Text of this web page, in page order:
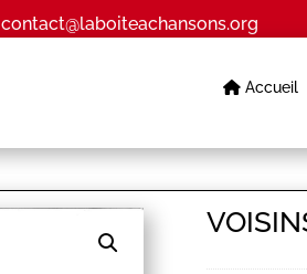
contact@laboiteachansons.org
Accueil